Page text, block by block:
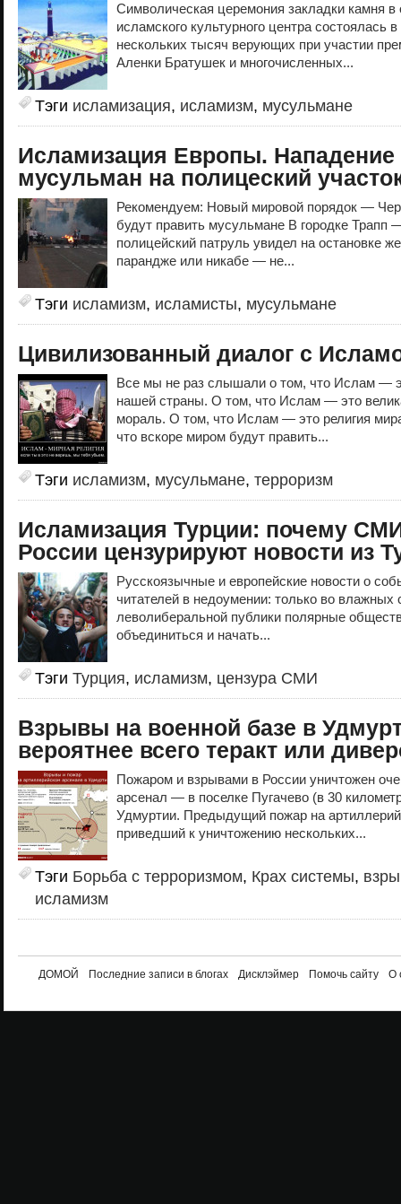
Символическая церемония закладки камня в
исламского культурного центра состоялась
нескольких тысяч верующих при участии
Аленки Братушек и многочисленных...
Тэги исламизация, исламизм, мусульмане
Исламизация Европы. Нападение
мусульман на полицеский
Рекомендуем: Новый мировой порядок —
будут править мусульмане В городке Трапп
полицейский патруль увидел на остановке
парандже или никабе — не...
Тэги исламизм, исламисты, мусульмане
Цивилизованный диалог с
Все мы не раз слышали о том, что Ислам —
нашей страны. О том, что Ислам — это
мораль. О том, что Ислам — это религия
что вскоре миром будут править...
Тэги исламизм, мусульмане, терроризм
Исламизация Турции: почему
России цензурируют новости из
Русскоязычные и европейские новости о
читателей в недоумении: только во влажных
леволиберальной публики полярные
объединиться и начать...
Тэги Турция, исламизм, цензура СМИ
Взрывы на военной базе в
вероятнее всего теракт или
Пожаром и взрывами в России уничтожен
арсенал — в поселке Пугачево (в 30
Удмуртии. Предыдущий пожар на
приведший к уничтожению нескольких...
Тэги Борьба с терроризмом, Крах системы,
исламизм
ДОМОЙ Последние записи в блогах Дисклэймер Помочь сайту О